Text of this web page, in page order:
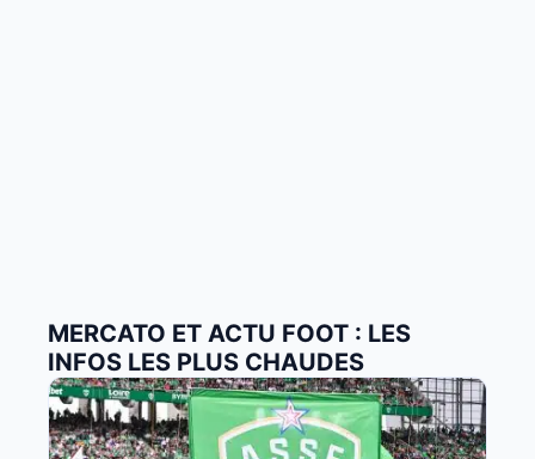
MERCATO ET ACTU FOOT : LES
INFOS LES PLUS CHAUDES